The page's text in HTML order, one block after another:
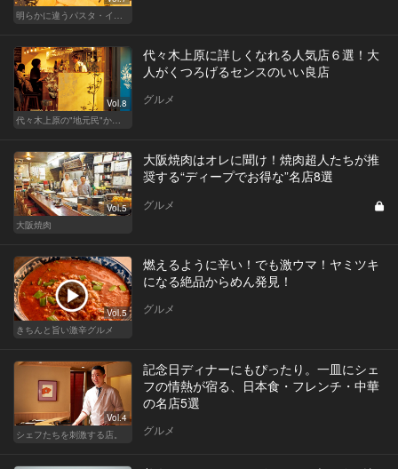
明らかに違うパスタ・イタリアン
Vol.8
代々木上原に詳しくなれる人気店６選！大
人がくつろげるセンスのいい良店
グルメ
Vol.5
大阪焼肉
大阪焼肉はオレに聞け！焼肉超人たちが推
奨する“ディープでお得な”名店8選
グルメ
Vol.5
きちんと旨い激辛グルメ
燃えるように辛い！でも激ウマ！ヤミツキ
になる絶品からめん発見！
グルメ
Vol.4
シェフたちを刺激する店。
記念日ディナーにもぴったり。一皿にシェ
フの情熱が宿る、日本食・フレンチ・中華
の名店5選
グルメ